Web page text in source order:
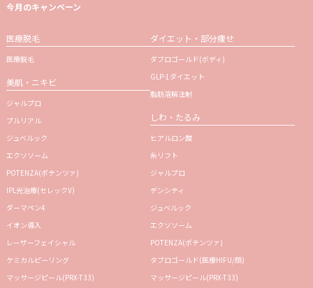
今月のキャンペーン
医療脱毛
医療脱毛
美肌・ニキビ
ジャルプロ
プルリアル
ジュベルック
エクソソーム
POTENZA(ポテンツァ)
IPL光治療(セレックV)
ダーマペン4
イオン導入
レーザーフェイシャル
ケミカルピーリング
マッサージピール(PRX-T33)
ダイエット・部分痩せ
ダブロゴールド(ボディ)
GLP-1ダイエット
脂肪溶解注射
しわ・たるみ
ヒアルロン酸
糸リフト
ジャルプロ
デンシティ
ジュベルック
エクソソーム
POTENZA(ポテンツァ)
タブロゴールド(医療HIFU/顔)
マッサージピール(PRX-T33)